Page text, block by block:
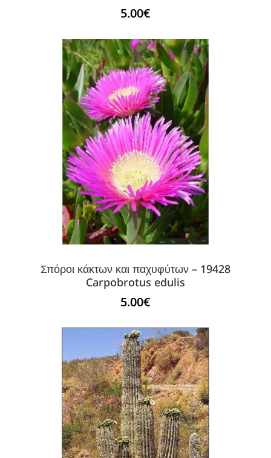
5.00€
Σπόροι κάκτων και παχυφύτων – 19428
Carpobrotus edulis
5.00€